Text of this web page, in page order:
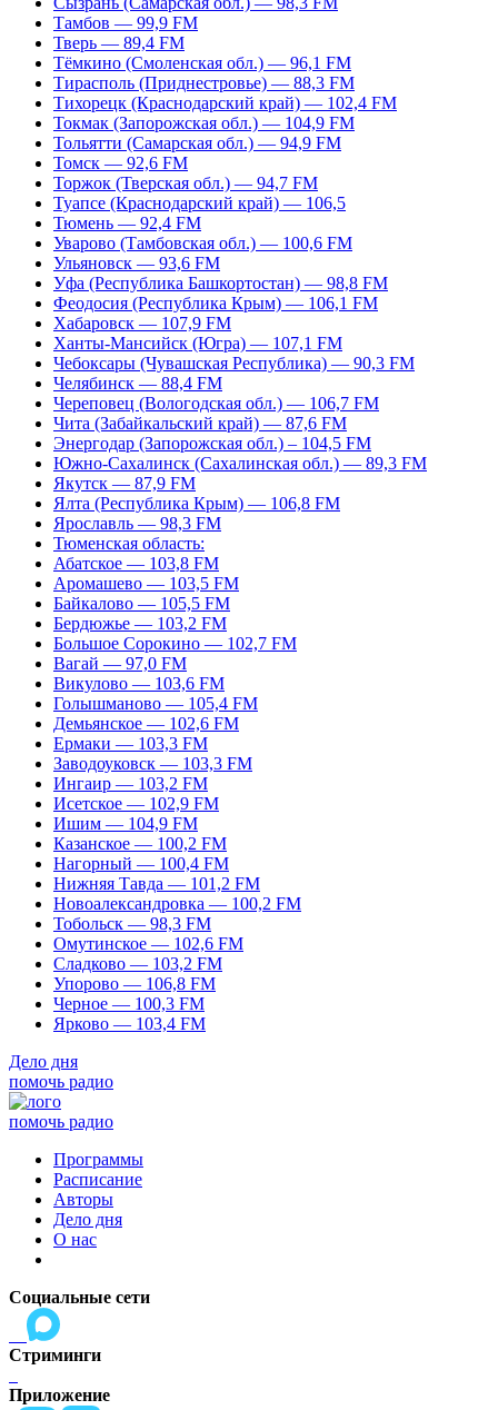
Тамбов — 99,9 FM
Тверь — 89,4 FM
Тёмкино (Смоленская обл.) — 96,1 FM
Тирасполь (Приднестровье) — 88,3 FM
Тихорецк (Краснодарский край) — 102,4 FM
Токмак (Запорожская обл.) — 104,9 FM
Тольятти (Самарская обл.) — 94,9 FM
Томск — 92,6 FM
Торжок (Тверская обл.) — 94,7 FM
Туапсе (Краснодарский край) — 106,5
Тюмень — 92,4 FM
Уварово (Тамбовская обл.) — 100,6 FM
Ульяновск — 93,6 FM
Уфа (Республика Башкортостан) — 98,8 FM
Феодосия (Республика Крым) — 106,1 FM
Хабаровск — 107,9 FM
Ханты-Мансийск (Югра) — 107,1 FM
Чебоксары (Чувашская Республика) — 90,3 FM
Челябинск — 88,4 FM
Череповец (Вологодская обл.) — 106,7 FM
Чита (Забайкальский край) — 87,6 FM
Энергодар (Запорожская обл.) – 104,5 FM
Южно-Сахалинск (Сахалинская обл.) — 89,3 FM
Якутск — 87,9 FM
Ялта (Республика Крым) — 106,8 FM
Ярославль — 98,3 FM
Тюменская область:
Абатское — 103,8 FM
Аромашево — 103,5 FM
Байкалово — 105,5 FM
Бердюжье — 103,2 FM
Большое Сорокино — 102,7 FM
Вагай — 97,0 FM
Викулово — 103,6 FM
Голышманово — 105,4 FM
Демьянское — 102,6 FM
Ермаки — 103,3 FM
Заводоуковск — 103,3 FM
Ингаир — 103,2 FM
Исетское — 102,9 FM
Ишим — 104,9 FM
Казанское — 100,2 FM
Нагорный — 100,4 FM
Нижняя Тавда — 101,2 FM
Новоалександровка — 100,2 FM
Тобольск — 98,3 FM
Омутинское — 102,6 FM
Сладково — 103,2 FM
Упорово — 106,8 FM
Черное — 100,3 FM
Ярково — 103,4 FM
Дело дня
помочь радио
помочь радио
Программы
Расписание
Авторы
Дело дня
О нас
Социальные сети
Стриминги
Приложение